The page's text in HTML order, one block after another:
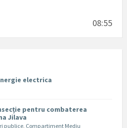
08:55
electrica
pentru combaterea
Jilava
publice, Compartiment Mediu